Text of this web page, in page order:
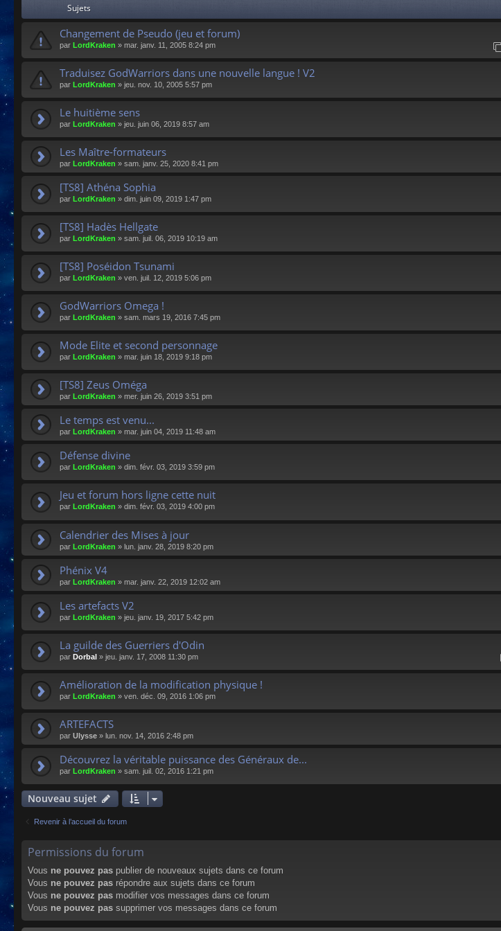
Sujets
Changement de Pseudo (jeu et forum)
par LordKraken » mar. janv. 11, 2005 8:24 pm
Traduisez GodWarriors dans une nouvelle langue ! V2
par LordKraken » jeu. nov. 10, 2005 5:57 pm
Le huitième sens
par LordKraken » jeu. juin 06, 2019 8:57 am
Les Maître-formateurs
par LordKraken » sam. janv. 25, 2020 8:41 pm
[TS8] Athéna Sophia
par LordKraken » dim. juin 09, 2019 1:47 pm
[TS8] Hadès Hellgate
par LordKraken » sam. juil. 06, 2019 10:19 am
[TS8] Poséidon Tsunami
par LordKraken » ven. juil. 12, 2019 5:06 pm
GodWarriors Omega !
par LordKraken » sam. mars 19, 2016 7:45 pm
Mode Elite et second personnage
par LordKraken » mar. juin 18, 2019 9:18 pm
[TS8] Zeus Oméga
par LordKraken » mer. juin 26, 2019 3:51 pm
Le temps est venu...
par LordKraken » mar. juin 04, 2019 11:48 am
Défense divine
par LordKraken » dim. févr. 03, 2019 3:59 pm
Jeu et forum hors ligne cette nuit
par LordKraken » dim. févr. 03, 2019 4:00 pm
Calendrier des Mises à jour
par LordKraken » lun. janv. 28, 2019 8:20 pm
Phénix V4
par LordKraken » mar. janv. 22, 2019 12:02 am
Les artefacts V2
par LordKraken » jeu. janv. 19, 2017 5:42 pm
La guilde des Guerriers d'Odin
par Dorbal » jeu. janv. 17, 2008 11:30 pm
Amélioration de la modification physique !
par LordKraken » ven. déc. 09, 2016 1:06 pm
ARTEFACTS
par Ulysse » lun. nov. 14, 2016 2:48 pm
Découvrez la véritable puissance des Généraux de...
par LordKraken » sam. juil. 02, 2016 1:21 pm
Nouveau sujet
Revenir à l’accueil du forum
Permissions du forum
Vous ne pouvez pas publier de nouveaux sujets dans ce forum
Vous ne pouvez pas répondre aux sujets dans ce forum
Vous ne pouvez pas modifier vos messages dans ce forum
Vous ne pouvez pas supprimer vos messages dans ce forum